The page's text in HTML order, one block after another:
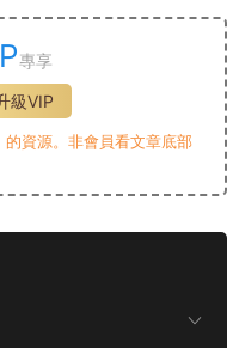
專享
級VIP
資源。非會員看文章底部